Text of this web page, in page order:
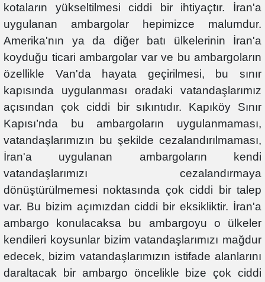
kotaların yükseltilmesi ciddi bir ihtiyaçtır. İran'a
uygulanan ambargolar hepimizce malumdur.
Amerika'nın ya da diğer batı ülkelerinin İran'a
koyduğu ticari ambargolar var ve bu ambargoların
özellikle Van'da hayata geçirilmesi, bu sınır
kapısında uygulanması oradaki vatandaşlarımız
açısından çok ciddi bir sıkıntıdır. Kapıköy Sınır
Kapısı’nda bu ambargoların uygulanmaması,
vatandaşlarımızın bu şekilde cezalandırılmaması,
İran'a uygulanan ambargoların kendi
vatandaşlarımızı cezalandırmaya
dönüştürülmemesi noktasında çok ciddi bir talep
var. Bu bizim açımızdan ciddi bir eksikliktir. İran'a
ambargo konulacaksa bu ambargoyu o ülkeler
kendileri koysunlar bizim vatandaşlarımızı mağdur
edecek, bizim vatandaşlarımızın istifade alanlarını
daraltacak bir ambargo öncelikle bize çok ciddi